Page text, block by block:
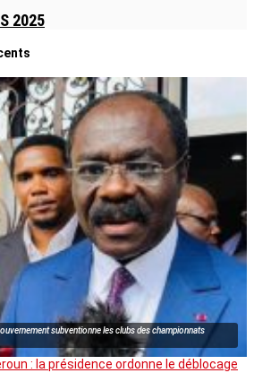
2025
subventionne les clubs des championnats
: la présidence ordonne le déblocage